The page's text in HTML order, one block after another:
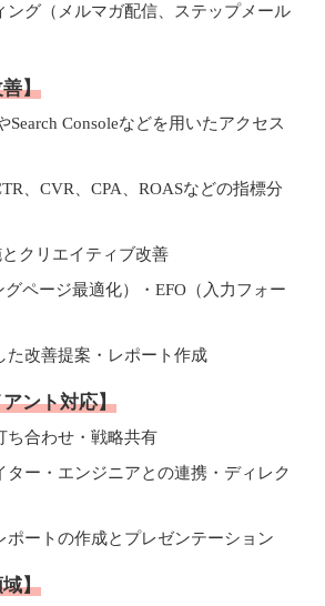
ング（メルマガ配信、ステップメール
】
Search Consoleなどを用いたアクセス
、CVR、CPA、ROASなどの指標分
クリエイティブ改善
グページ最適化）・EFO（入力フォー
た改善提案・レポート作成
ント対応】
ち合わせ・戦略共有
ター・エンジニアとの連携・ディレク
ポートの作成とプレゼンテーション
】